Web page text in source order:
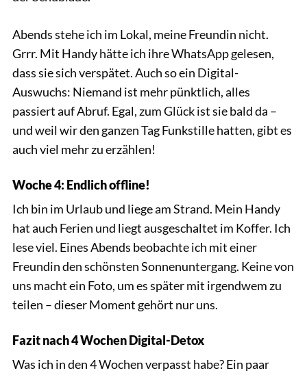
Abends stehe ich im Lokal, meine Freundin nicht.
Grrr. Mit Handy hätte ich ihre WhatsApp gelesen,
dass sie sich verspätet. Auch so ein Digital-
Auswuchs: Niemand ist mehr pünktlich, alles
passiert auf Abruf. Egal, zum Glück ist sie bald da –
und weil wir den ganzen Tag Funkstille hatten, gibt es
auch viel mehr zu erzählen!
Woche 4: Endlich offline!
Ich bin im Urlaub und liege am Strand. Mein Handy
hat auch Ferien und liegt ausgeschaltet im Koffer. Ich
lese viel. Eines Abends beobachte ich mit einer
Freundin den schönsten Sonnenuntergang. Keine von
uns macht ein Foto, um es später mit irgendwem zu
teilen – dieser Moment gehört nur uns.
Fazit nach 4 Wochen Digital-Detox
Was ich in den 4 Wochen verpasst habe? Ein paar